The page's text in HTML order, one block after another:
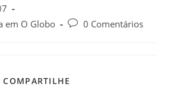
em O Globo
0 Comentários
COMPARTILHE